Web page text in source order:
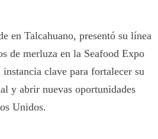
en Talcahuano, presentó su línea
de merluza en la Seafood Expo
clave para fortalecer su
y abrir nuevas oportunidades
Unidos.